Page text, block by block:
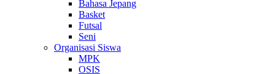
Bahasa Jepang
Basket
Futsal
Seni
Organisasi Siswa
MPK
OSIS